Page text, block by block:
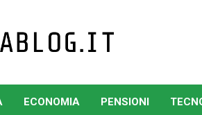
ECONOMIA PENSIONI